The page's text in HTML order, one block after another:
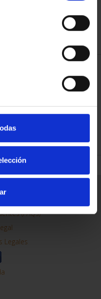
(FAQs)
Legales